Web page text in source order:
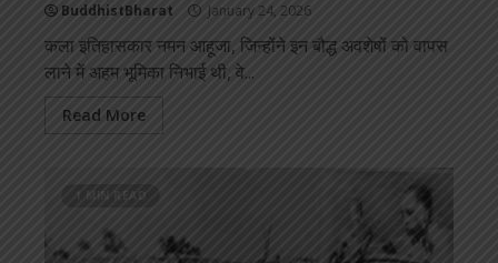
BuddhistBharat January 24, 2026
कला इतिहासकार नमन आहूजा, जिन्होंने इन बौद्ध अवशेषों को वापस
लाने में अहम भूमिका निभाई थी, वे...
Read More
1 MIN READ